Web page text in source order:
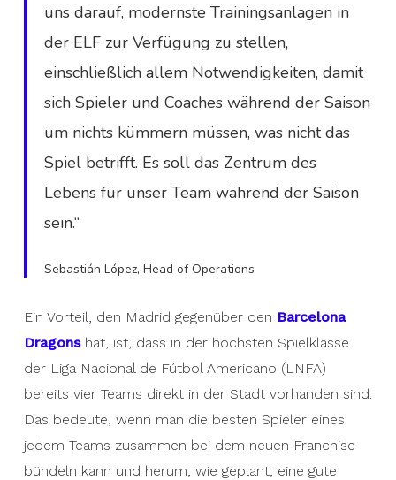
uns darauf, modernste Trainingsanlagen in
der ELF zur Verfügung zu stellen,
einschließlich allem Notwendigkeiten, damit
sich Spieler und Coaches während der Saison
um nichts kümmern müssen, was nicht das
Spiel betrifft. Es soll das Zentrum des
Lebens für unser Team während der Saison
sein.“
Sebastián López, Head of Operations
Ein Vorteil, den Madrid gegenüber den Barcelona
Dragonshat, ist, dass in der höchsten Spielklasse
der Liga Nacional de Fútbol Americano (LNFA)
bereits vier Teams direkt in der Stadt vorhanden sind.
Das bedeute, wenn man die besten Spieler eines
jedem Teams zusammen bei dem neuen Franchise
bündeln kann und herum, wie geplant, eine gute